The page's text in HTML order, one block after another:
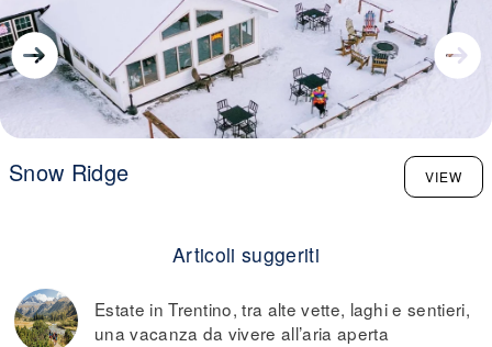
Snow Ridge VIEW
Articoli suggeriti
Estate in Trentino, tra alte vette, laghi e sentieri,
una vacanza da vivere all’aria aperta